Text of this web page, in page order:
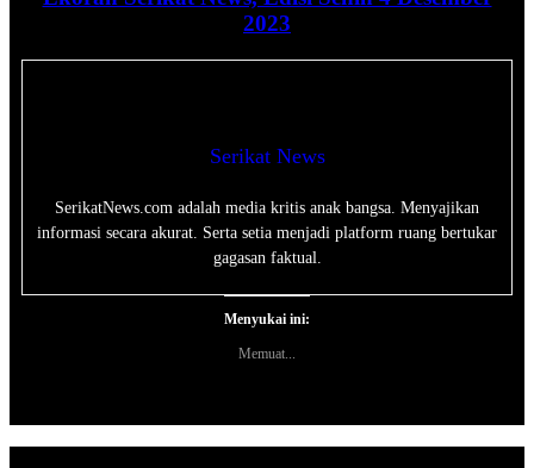
2023
Serikat News
SerikatNews.com adalah media kritis anak bangsa. Menyajikan
informasi secara akurat. Serta setia menjadi platform ruang bertukar
gagasan faktual.
Menyukai ini:
Memuat...